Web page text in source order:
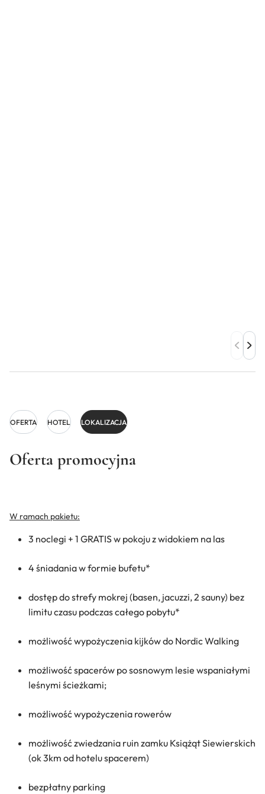
OFERTA HOTEL LOKALIZACJA
Oferta promocyjna
W ramach pakietu:
3 noclegi + 1 GRATIS w pokoju z widokiem na las
4 śniadania w formie bufetu*
dostęp do strefy mokrej (basen, jacuzzi, 2 sauny) bez
limitu czasu podczas całego pobytu*
możliwość wypożyczenia kijków do Nordic Walking
możliwość spacerów po sosnowym lesie wspaniałymi
leśnymi ścieżkami;
możliwość wypożyczenia rowerów
możliwość zwiedzania ruin zamku Książąt Siewierskich
(ok 3km od hotelu spacerem)
bezpłatny parking